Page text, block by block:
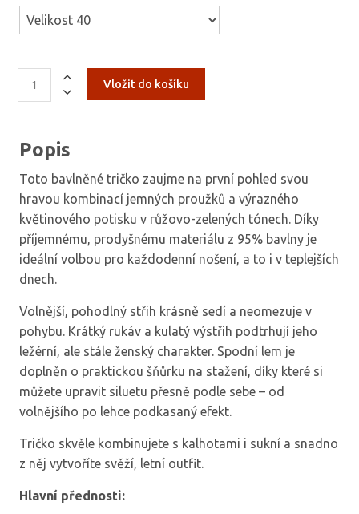
Popis
Toto bavlněné tričko zaujme na první pohled svou
hravou kombinací jemných proužků a výrazného
květinového potisku v růžovo-zelených tónech. Díky
příjemnému, prodyšnému materiálu z 95% bavlny je
ideální volbou pro každodenní nošení, a to i v teplejších
dnech.
Volnější, pohodlný střih krásně sedí a neomezuje v
pohybu. Krátký rukáv a kulatý výstřih podtrhují jeho
ležérní, ale stále ženský charakter. Spodní lem je
doplněn o praktickou šňůrku na stažení, díky které si
můžete upravit siluetu přesně podle sebe – od
volnějšího po lehce podkasaný efekt.
Tričko skvěle kombinujete s kalhotami i sukní a snadno
z něj vytvoříte svěží, letní outfit.
Hlavní přednosti: